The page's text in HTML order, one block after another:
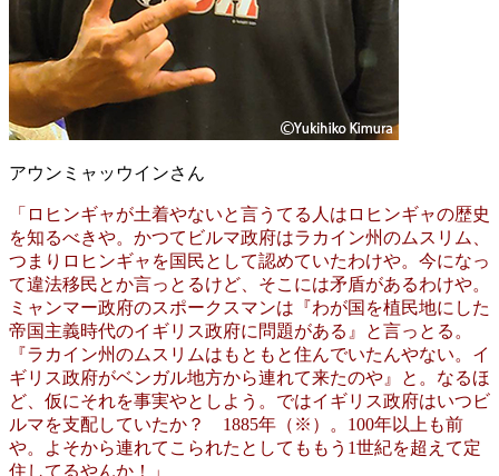
アウンミャッウインさん
「ロヒンギャが土着やないと言うてる人はロヒンギャの歴史
を知るべきや。かつてビルマ政府はラカイン州のムスリム、
つまりロヒンギャを国民として認めていたわけや。今になっ
て違法移民とか言っとるけど、そこには矛盾があるわけや。
ミャンマー政府のスポークスマンは『わが国を植民地にした
帝国主義時代のイギリス政府に問題がある』と言っとる。
『ラカイン州のムスリムはもともと住んでいたんやない。イ
ギリス政府がベンガル地方から連れて来たのや』と。なるほ
ど、仮にそれを事実やとしよう。ではイギリス政府はいつビ
ルマを支配していたか？ 1885年 （※）
。100年以上も前
や。よそから連れてこられたとしてももう1世紀を超えて定
住してるやんか！」